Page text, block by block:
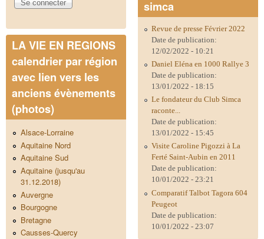
LA VIE EN REGIONS
calendrier par région
avec lien vers les
anciens évènements
(photos)
Alsace-Lorraine
Aquitaine Nord
Aquitaine Sud
Aquitaine (jusqu'au
31.12.2018)
Auvergne
Bourgogne
Bretagne
Causses-Quercy
simca
Revue de presse Février 2022
Date de publication:
12/02/2022 - 10:21
Daniel Eléna en 1000 Rallye 3
Date de publication:
13/01/2022 - 18:15
Le fondateur du Club Simca
raconte...
Date de publication:
13/01/2022 - 15:45
Visite Caroline Pigozzi à La
Ferté Saint-Aubin en 2011
Date de publication:
10/01/2022 - 23:21
Comparatif Talbot Tagora 604
Peugeot
Date de publication:
10/01/2022 - 23:07